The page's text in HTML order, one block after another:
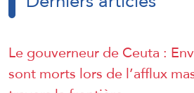
Le gouverneur de Ceuta :
sont morts lors de l’afflux